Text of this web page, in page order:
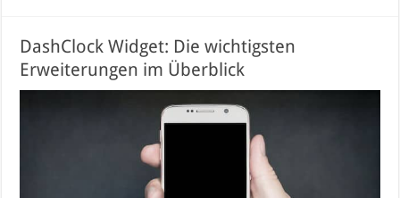
DashClock Widget: Die wichtigsten
Erweiterungen im Überblick